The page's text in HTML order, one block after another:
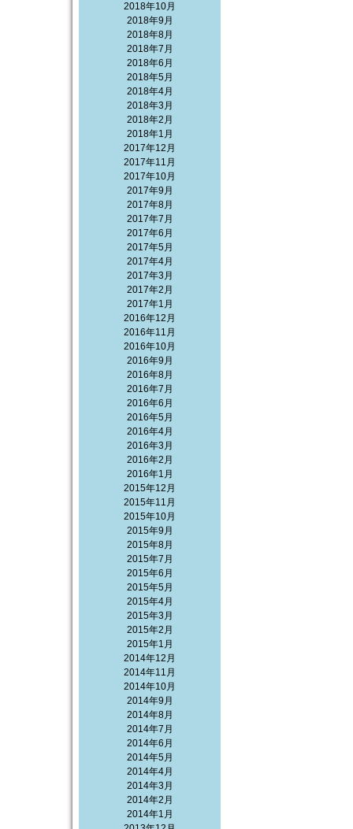
2018年10月
2018年9月
2018年8月
2018年7月
2018年6月
2018年5月
2018年4月
2018年3月
2018年2月
2018年1月
2017年12月
2017年11月
2017年10月
2017年9月
2017年8月
2017年7月
2017年6月
2017年5月
2017年4月
2017年3月
2017年2月
2017年1月
2016年12月
2016年11月
2016年10月
2016年9月
2016年8月
2016年7月
2016年6月
2016年5月
2016年4月
2016年3月
2016年2月
2016年1月
2015年12月
2015年11月
2015年10月
2015年9月
2015年8月
2015年7月
2015年6月
2015年5月
2015年4月
2015年3月
2015年2月
2015年1月
2014年12月
2014年11月
2014年10月
2014年9月
2014年8月
2014年7月
2014年6月
2014年5月
2014年4月
2014年3月
2014年2月
2014年1月